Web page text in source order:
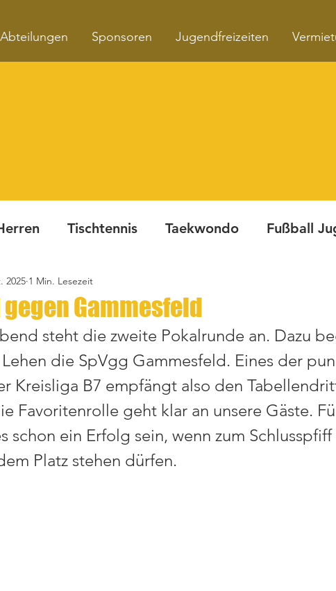
Abteilungen Sponsoren Jugendfreizeiten
Tischtennis Taekwondo Fußball
Turnen Fitnesskurse
Gammesfeld
2025 1 Min. Lesezeit
steht die zweite Pokalrunde an. Dazu
die SpVgg Gammesfeld. Eines der
Kreisliga B7 empfängt also den
Favoritenrolle geht klar an unsere Gäste.
schon ein Erfolg sein, wenn zum
Platz stehen dürfen.